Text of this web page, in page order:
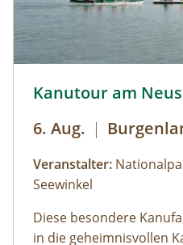
Kanutour am
6. Aug. |
Veranstalter:
Seewinkel
Diese besondere
in die geheimnisvollen